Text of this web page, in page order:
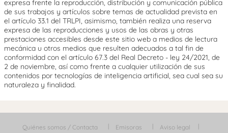
expresa frente la reproducción, distribución y comunicación pública
de sus trabajos y artículos sobre temas de actualidad prevista en
el artículo 33.1 del TRLPI, asimismo, también realiza una reserva
expresa de las reproducciones y usos de las obras y otras
prestaciones accesibles desde este sitio web a medios de lectura
mecánica u otros medios que resulten adecuados a tal fin de
conformidad con el artículo 67.3 del Real Decreto - ley 24/2021, de
2 de noviembre, así como frente a cualquier utilización de sus
contenidos por tecnologías de inteligencia artificial, sea cual sea su
naturaleza y finalidad.
Quiénes somos / Contacta Emisoras
Aviso legal